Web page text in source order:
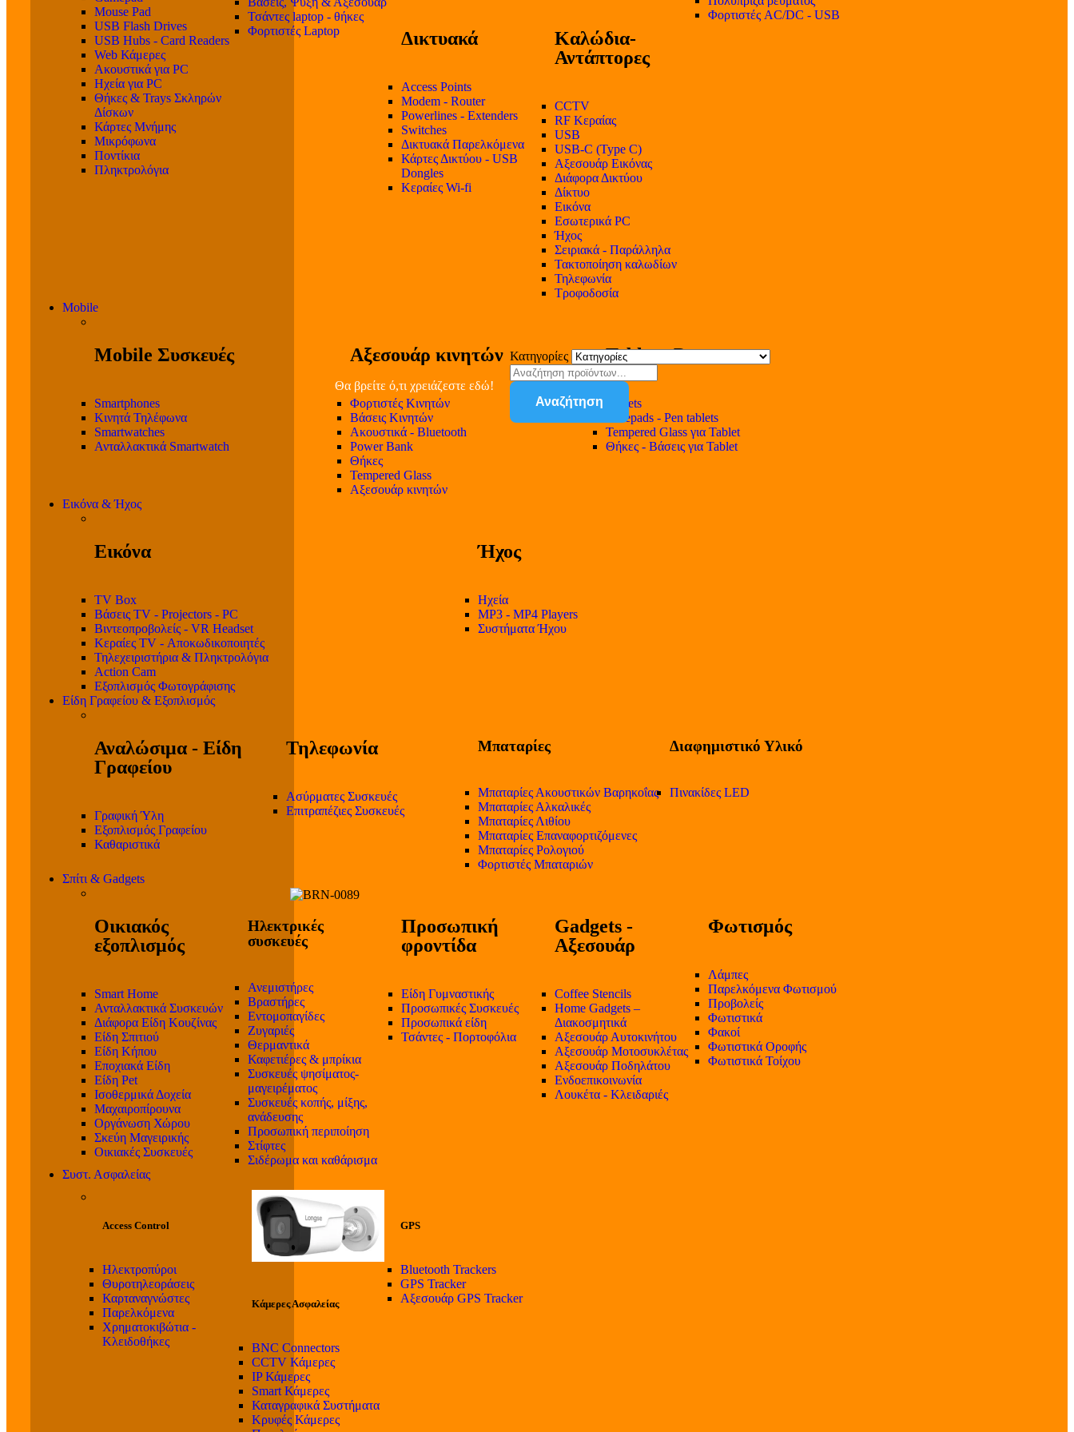
Mouse Pad
USB Flash Drives
USB Hubs - Card Readers
Web Κάμερες
Ακουστικά για PC
Ηχεία για PC
Θήκες & Trays Σκληρών
Δίσκων
Κάρτες Μνήμης
Μικρόφωνα
Ποντίκια
Πληκτρολόγια
Τσάντες laptop - θήκες
Φορτιστές Laptop
Δικτυακά
Access Points
Modem - Router
Powerlines - Extenders
Switches
Δικτυακά Παρελκόμενα
Κάρτες Δικτύου - USB
Dongles
Κεραίες Wi-fi
Καλώδια-
Αντάπτορες
CCTV
RF Κεραίας
USB
USB-C (Type C)
Αξεσουάρ Εικόνας
Διάφορα Δικτύου
Δίκτυο
Εικόνα
Εσωτερικά PC
Ήχος
Σειριακά - Παράλληλα
Τακτοποίηση καλωδίων
Τηλεφωνία
Τροφοδοσία
Φορτιστές AC/DC - USB
Mobile
Mobile Συσκευές
Smartphones
Κινητά Τηλέφωνα
Smartwatches
Ανταλλακτικά Smartwatch
Αξεσουάρ κινητών
Φορτιστές Κινητών
Βάσεις Κινητών
Ακουστικά - Bluetooth
Power Bank
Θήκες
Tempered Glass
Αξεσουάρ κινητών
Tablet - Parts
Tablets
Notepads - Pen tablets
Tempered Glass για Tablet
Θήκες - Βάσεις για Tablet
Εικόνα & Ήχος
Εικόνα
TV Box
Βάσεις TV - Projectors - PC
Βιντεοπροβολείς - VR Headset
Κεραίες TV - Αποκωδικοποιητές
Τηλεχειριστήρια & Πληκτρολόγια
Action Cam
Εξοπλισμός Φωτογράφισης
Ήχος
Ηχεία
MP3 - MP4 Players
Συστήματα Ήχου
Είδη Γραφείου & Εξοπλισμός
Αναλώσιμα - Είδη
Γραφείου
Γραφική Ύλη
Εξοπλισμός Γραφείου
Καθαριστικά
Τηλεφωνία
Ασύρματες Συσκευές
Επιτραπέζιες Συσκευές
Μπαταρίες
Μπαταρίες Ακουστικών Βαρηκοΐας
Μπαταρίες Αλκαλικές
Μπαταρίες Λιθίου
Μπαταρίες Επαναφορτιζόμενες
Μπαταρίες Ρολογιού
Φορτιστές Μπαταριών
Διαφημιστικό Υλικό
Πινακίδες LED
Σπίτι & Gadgets
Οικιακός
εξοπλισμός
Smart Home
Ανταλλακτικά Συσκευών
Διάφορα Είδη Κουζίνας
Είδη Σπιτιού
Είδη Κήπου
Εποχιακά Είδη
Είδη Pet
Ισοθερμικά Δοχεία
Μαχαιροπίρουνα
Οργάνωση Χώρου
Σκεύη Μαγειρικής
Οικιακές Συσκευές
Ηλεκτρικές
συσκευές
Ανεμιστήρες
Βραστήρες
Εντομοπαγίδες
Ζυγαριές
Θερμαντικά
Καφετιέρες & μπρίκια
Συσκευές ψησίματος-
μαγειρέματος
Συσκευές κοπής, μίξης,
ανάδευσης
Προσωπική περιποίηση
Στίφτες
Σιδέρωμα και καθάρισμα
Προσωπική
φροντίδα
Είδη Γυμναστικής
Προσωπικές Συσκευές
Προσωπικά είδη
Τσάντες - Πορτοφόλια
Gadgets -
Αξεσουάρ
Coffee Stencils
Home Gadgets –
Διακοσμητικά
Αξεσουάρ Αυτοκινήτου
Αξεσουάρ Μοτοσυκλέτας
Αξεσουάρ Ποδηλάτου
Ενδοεπικοινωνία
Λουκέτα - Κλειδαριές
Φωτισμός
Λάμπες
Παρελκόμενα Φωτισμού
Προβολείς
Φωτιστικά
Φακοί
Φωτιστικά Οροφής
Φωτιστικά Τοίχου
Συστ. Ασφαλείας
Access Control
Ηλεκτροπύροι
Θυροτηλεοράσεις
Καρταναγνώστες
Παρελκόμενα
Χρηματοκιβώτια -
Κλειδοθήκες
Κάμερες Ασφαλείας
BNC Connectors
CCTV Κάμερες
IP Κάμερες
Smart Κάμερες
Καταγραφικά Συστήματα
Κρυφές Κάμερες
GPS
Bluetooth Trackers
GPS Tracker
Αξεσουάρ GPS Tracker
Θα βρείτε ό,τι χρειάζεστε εδώ!
Κατηγορίες
Αναζήτηση